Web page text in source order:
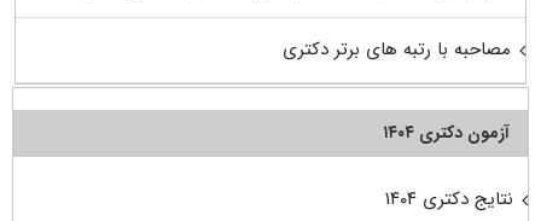
مصاحبه با رتبه های برتر دکتری
آزمون دکتری ۱۴۰۴
نتایج دکتری ۱۴۰۴